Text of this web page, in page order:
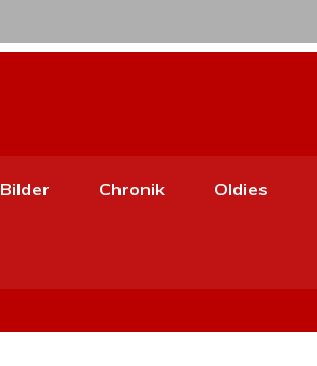
Bilder Chronik Oldies